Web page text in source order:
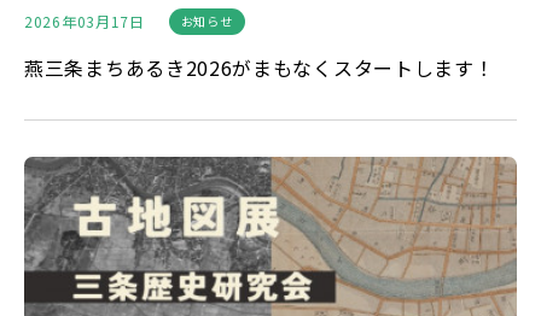
2026年03月17日 お知らせ
燕三条まちあるき2026がまもなくスタートします！